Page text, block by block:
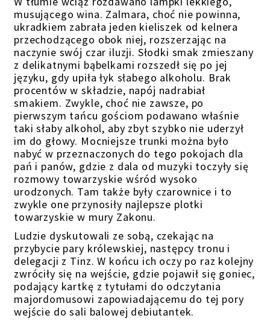
musującego wina. Zalmara, choć nie powinna,
ukradkiem zabrała jeden kieliszek od kelnera
przechodzącego obok niej, rozszerzając na
naczynie swój czar iluzji. Słodki smak zmieszany
z delikatnymi bąbelkami rozszedł się po jej
języku, gdy upiła łyk słabego alkoholu. Brak
procentów w składzie, napój nadrabiał
smakiem. Zwykle, choć nie zawsze, po
pierwszym tańcu gościom podawano właśnie
taki słaby alkohol, aby zbyt szybko nie uderzył
im do głowy. Mocniejsze trunki można było
nabyć w przeznaczonych do tego pokojach dla
pań i panów, gdzie z dala od muzyki toczyły się
rozmowy towarzyskie wśród wysoko
urodzonych. Tam także były czarownice i to
zwykle one przynosiły najlepsze plotki
towarzyskie w mury Zakonu.
Ludzie dyskutowali ze sobą, czekając na
przybycie pary królewskiej, następcy tronu i
delegacji z Tinz. W końcu ich oczy po raz kolejny
zwróciły się na wejście, gdzie pojawił się goniec,
podający kartkę z tytułami do odczytania
majordomusowi zapowiadającemu do tej pory
wejście do sali balowej debiutantek.